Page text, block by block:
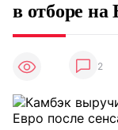
в отборе на
2